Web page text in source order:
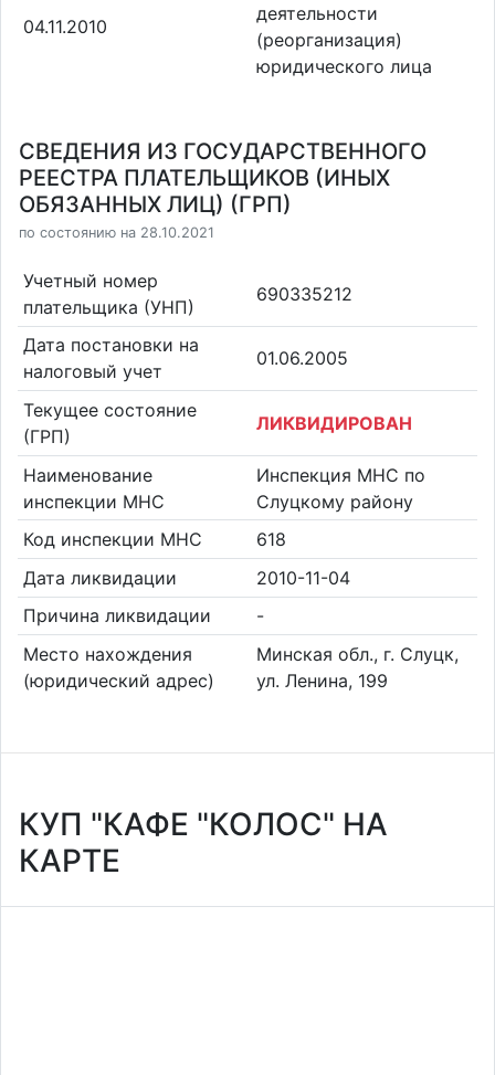
04.11.2010
деятельности
(реорганизация)
юридического лица
СВЕДЕНИЯ ИЗ ГОСУДАРСТВЕННОГО
РЕЕСТРА ПЛАТЕЛЬЩИКОВ (ИНЫХ
ОБЯЗАННЫХ ЛИЦ) (ГРП)
по состоянию на 28.10.2021
Учетный номер
плательщика (УНП)
690335212
Дата постановки на
налоговый учет
01.06.2005
Текущее состояние
(ГРП)
ЛИКВИДИРОВАН
Наименование
инспекции МНС
Инспекция МНС по
Слуцкому району
Код инспекции МНС
618
Дата ликвидации
2010-11-04
Причина ликвидации
-
Место нахождения
(юридический адрес)
Минская обл., г. Слуцк,
ул. Ленина, 199
КУП "КАФЕ "КОЛОС" НА
КАРТЕ